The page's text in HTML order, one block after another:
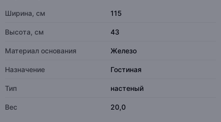
Ширина, см 115
Высота, см 43
Материал основания Железо
Назначение Гостиная
Тип настеный
Вес 20,0